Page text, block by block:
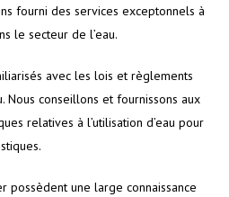
fourni des services exceptonnels à
le secteur de l’eau.
avec les lois et règlements
Nous conseillons et fournissons aux
relatives à l’utilisation d’eau pour
possèdent une large connaissance